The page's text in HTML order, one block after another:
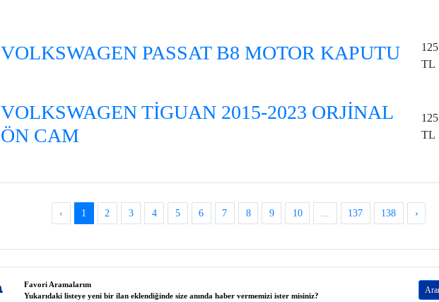
VOLKSWAGEN PASSAT B8 MOTOR KAPUTU
125
TL
VOLKSWAGEN TİGUAN 2015-2023 ORJİNAL
ÖN CAM
125
TL
‹ 1 2 3 4 5 6 7 8 9 10 ... 137 138 ›
Favori Aramalarım
Yukarıdaki listeye yeni bir ilan eklendiğinde size anında haber vermemizi ister misiniz?